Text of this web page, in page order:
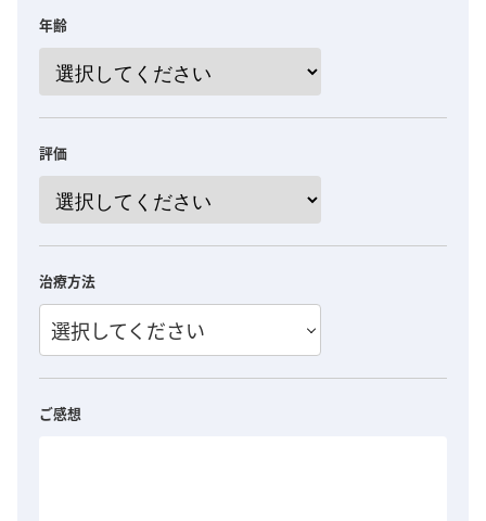
年齢
評価
治療方法
選択してください
ご感想